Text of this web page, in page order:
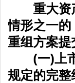
重大资产
情形之一
重组方案提
(一)上市
规定的完